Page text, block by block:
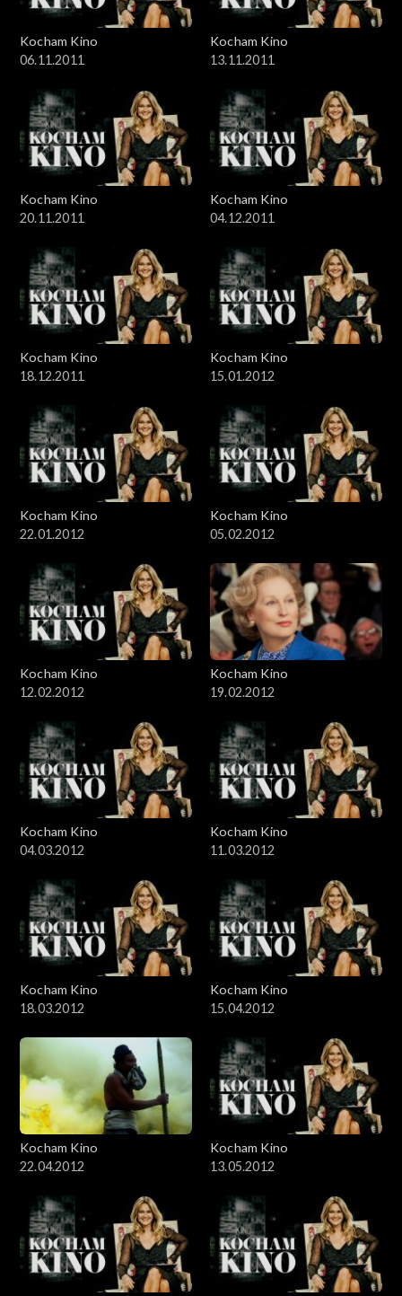
Kocham Kino
06.11.2011
Kocham Kino
13.11.2011
Kocham Kino
20.11.2011
Kocham Kino
04.12.2011
Kocham Kino
18.12.2011
Kocham Kino
15.01.2012
Kocham Kino
22.01.2012
Kocham Kino
05.02.2012
Kocham Kino
12.02.2012
Kocham Kino
19.02.2012
Kocham Kino
04.03.2012
Kocham Kino
11.03.2012
Kocham Kino
18.03.2012
Kocham Kino
15.04.2012
Kocham Kino
22.04.2012
Kocham Kino
13.05.2012